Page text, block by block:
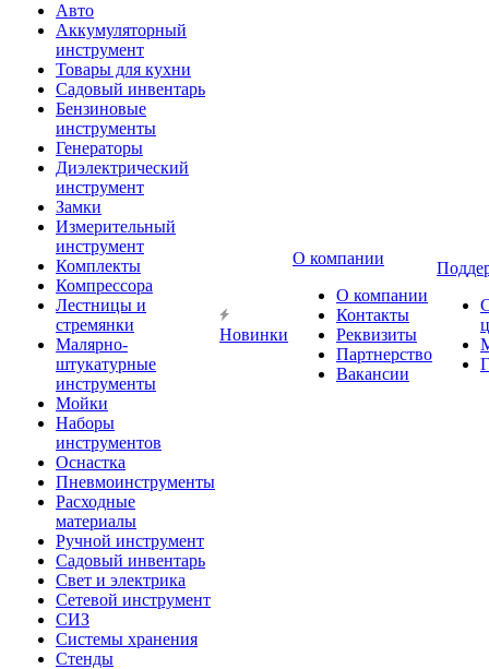
Авто
Аккумуляторный
инструмент
Товары для кухни
Садовый инвентарь
Бензиновые
инструменты
Генераторы
Диэлектрический
инструмент
Замки
Измерительный
инструмент
Комплекты
Компрессора
Лестницы и
стремянки
Малярно-
штукатурные
инструменты
Мойки
Наборы
инструментов
Оснастка
Пневмоинструменты
Расходные
материалы
Ручной инструмент
Садовый инвентарь
Свет и электрика
Сетевой инструмент
СИЗ
Системы хранения
Стенды
Новинки
О компании
О компании
Контакты
Реквизиты
Партнерство
Вакансии